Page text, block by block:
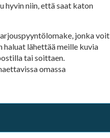
hyvin niin, että saat katon
jonka voit
haluat lähettää meille kuvia
tai soittaen.
omassa